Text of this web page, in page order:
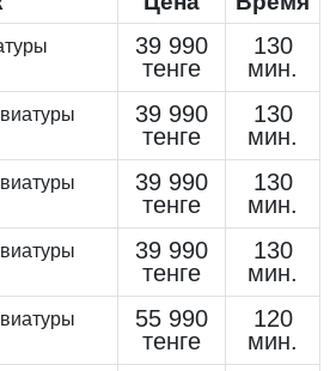
39 990
тенге
130
мин.
39 990
тенге
130
мин.
39 990
тенге
130
мин.
39 990
тенге
130
мин.
55 990
тенге
120
мин.